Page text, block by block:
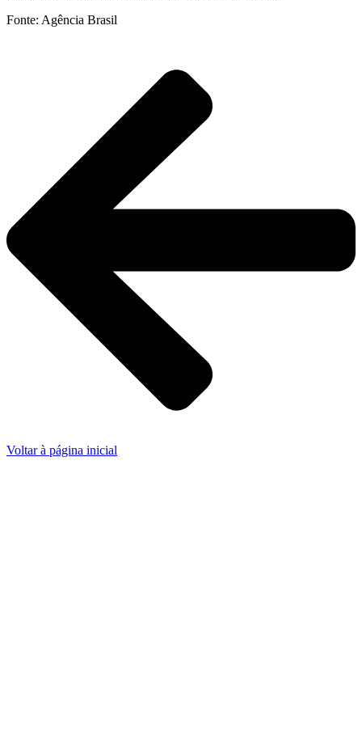
Fonte: Agência Brasil
Voltar à página inicial